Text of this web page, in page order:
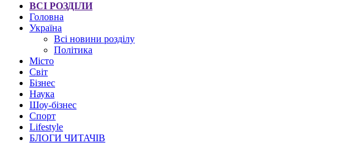
ВСІ РОЗДІЛИ
Головна
Україна
Всі новини розділу
Політика
Місто
Світ
Бізнес
Наука
Шоу-бізнес
Спорт
Lifestyle
БЛОГИ ЧИТАЧІВ